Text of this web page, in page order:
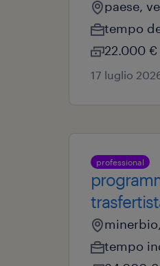
paese,
tempo
22.000
17 luglio
professional
tempo